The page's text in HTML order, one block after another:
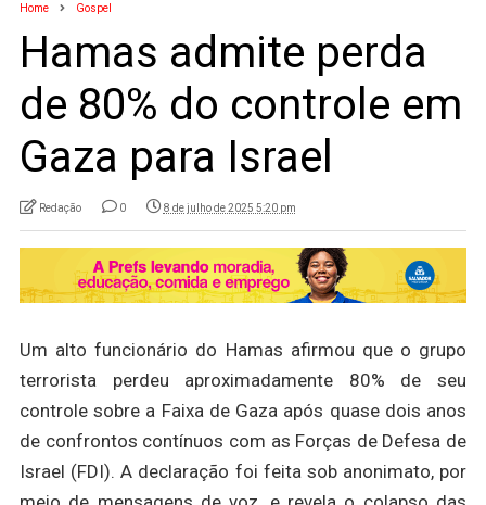
Home Gospel
Hamas admite perda
de 80% do controle em
Gaza para Israel
Redação 0 8 de julho de 2025 5:20 pm
Um alto funcionário do Hamas afirmou que o grupo
terrorista perdeu aproximadamente 80% de seu
controle sobre a Faixa de Gaza após quase dois anos
de confrontos contínuos com as Forças de Defesa de
Israel (FDI). A declaração foi feita sob anonimato, por